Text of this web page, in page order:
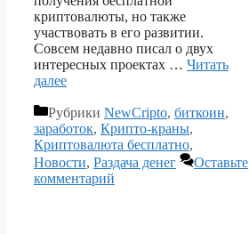
криптовалюты, но также
участвовать в его развитии.
Совсем недавно писал о двух
интересных проектах … Читать
далее
Рубрики NewCripto, биткоин,
заработок, Крипто-краны,
Криптовалюта бесплатно,
Новости, Раздача денег
Оставьте
комментарий